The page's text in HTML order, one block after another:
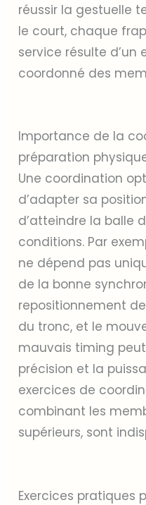
réussir la gestuelle
le court, chaque
service résulte
coordonné des
Importance de la
préparation
Une coordination
d’adapter sa
d’atteindre la balle
conditions. Par
ne dépend pas
de la bonne
repositionnement
du tronc, et le
mauvais timing
précision et la
exercices de
combinant les
supérieurs, sont
Exercices pratiques